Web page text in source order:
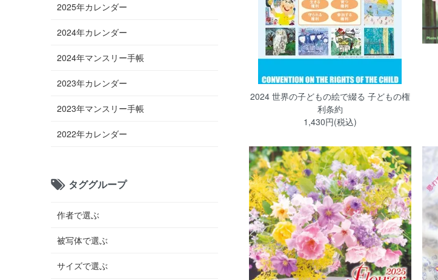
2024 世界の子どもの絵で綴る 子どもの権
利条約
1,430円(税込)
2025年カレンダー
2024年カレンダー
2024年マンスリー手帳
2023年カレンダー
2023年マンスリー手帳
2022年カレンダー
タググループ
作者で選ぶ
被写体で選ぶ
サイズで選ぶ